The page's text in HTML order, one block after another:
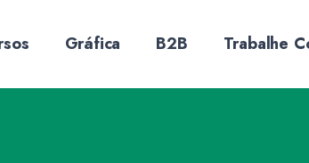
Gráfica B2B Trabalhe